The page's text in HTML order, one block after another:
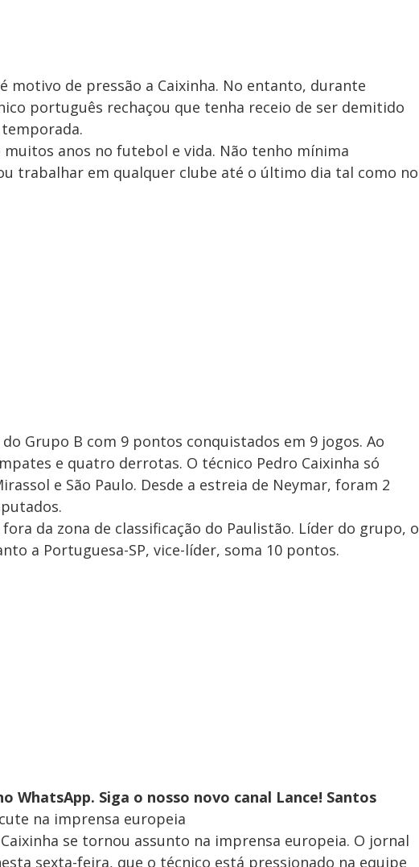
motivo de pressão a Caixinha. No entanto, durante
português rechaçou que tenha receio de ser demitido
muitos anos no futebol e vida. Não tenho mínima
trabalhar em qualquer clube até o último dia tal como no
do Grupo B com 9 pontos conquistados em 9 jogos. Ao
e quatro derrotas. O técnico Pedro Caixinha só
e São Paulo. Desde a estreia de Neymar, foram 2
da zona de classificação do Paulistão. Líder do grupo, o
a Portuguesa-SP, vice-líder, soma 10 pontos.
WhatsApp. Siga o nosso novo canal Lance! Santos
na imprensa europeia
se tornou assunto na imprensa europeia. O jornal
sexta-feira, que o técnico está pressionado na equipe